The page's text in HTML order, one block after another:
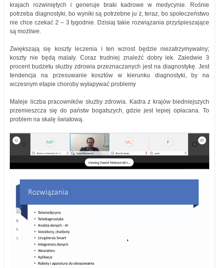
krajach rozwiniętych i generuje braki kadrowe w medycynie. Rośnie
potrzeba diagnostyki, bo wyniki są potrzebne ju ż, teraz, bo społeczeństwo
nie chce czekać 2 – 3 tygodnie. Dzisiaj takie rozwiązania przyśpieszające
są możliwe.
Zwiększają się koszty leczenia i ten wzrost będzie niezatrzymywalny;
koszty nie będą malały. Coraz trudniej znaleźć dobry lek. Zaledwie 3
procent budżetu służby zdrowia przeznaczanych jest na diagnostykę. Jest
tendencja na przesuwanie kosztów w kierunku diagnostyki, by na
wczesnym etapie choroby wyłapywać problemy
Maleje liczba pracowników służby zdrowia. Kadra z krajów biedniejszych
przemieszcza się do państw bogatszych, gdzie jest lepiej opłacana. To
problem na skalę światową.